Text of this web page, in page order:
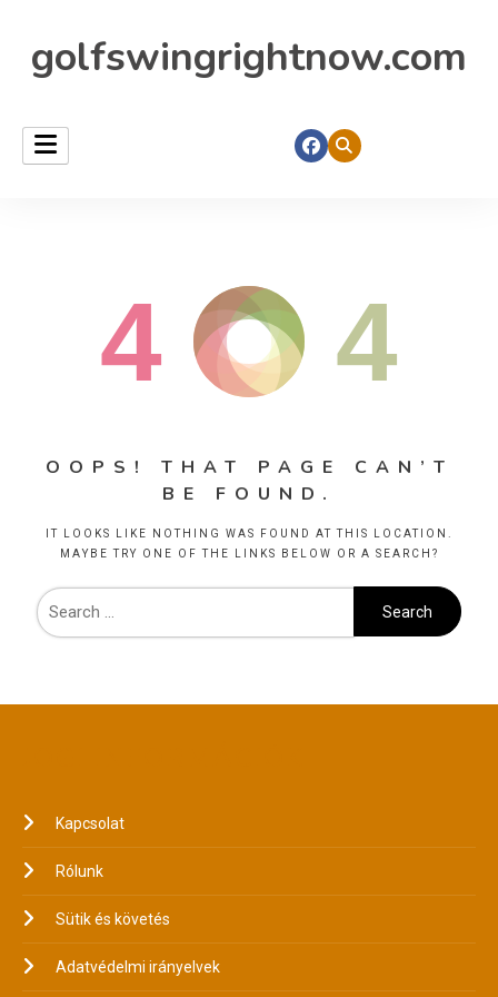
golfswingrightnow.com
4 4
OOPS! THAT PAGE CAN’T
BE FOUND.
IT LOOKS LIKE NOTHING WAS FOUND AT THIS LOCATION.
MAYBE TRY ONE OF THE LINKS BELOW OR A SEARCH?
Kapcsolat
Rólunk
Sütik és követés
Adatvédelmi irányelvek